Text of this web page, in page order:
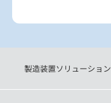
製造装置ソリューション